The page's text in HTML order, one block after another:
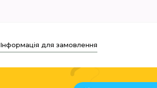
Інформація для замовлення